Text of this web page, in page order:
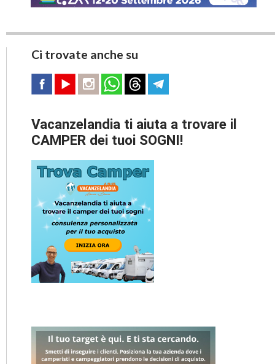
Ci trovate anche su
Vacanzelandia ti aiuta a trovare il
CAMPER dei tuoi SOGNI!